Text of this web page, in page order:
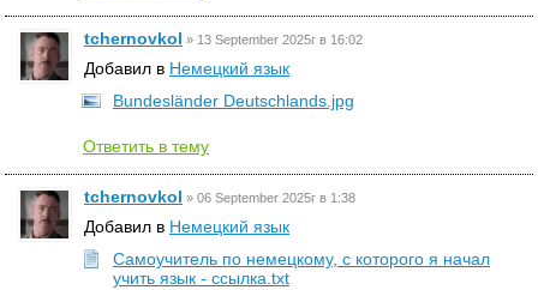
tchernovkol » 13 September 2025г в 16:02
Добавил в Немецкий язык
Bundesländer Deutschlands.jpg
Ответить в тему
tchernovkol » 06 September 2025г в 1:38
Добавил в Немецкий язык
Самоучитель по немецкому, с которого я начал
учить язык - ссылка.txt